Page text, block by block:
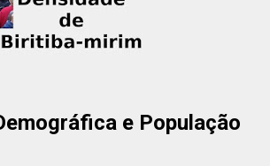
e População